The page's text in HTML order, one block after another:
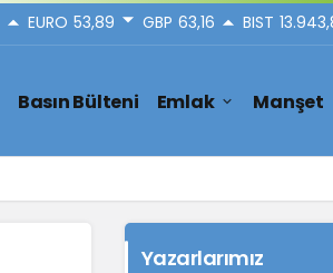
EURO 53,89 GBP 63,16 BIST
Basın Bülteni Emlak Manşet
Yazarlarımız